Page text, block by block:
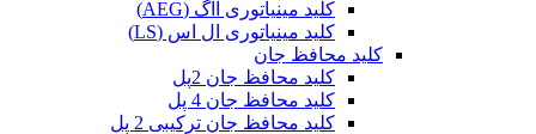
کلید مینیاتوری آاگ (AEG)
کلید مینیاتوری ال اس (LS)
کلید محافظ جان
کلید محافظ جان 2پل
کلید محافظ جان 4 پل
کلید محافظ جان ترکیبی 2 پل